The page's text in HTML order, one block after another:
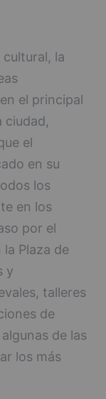
la
el principal
ciudad,
el
en su
los
en los
por el
Plaza de
y
talleres
de
de las
los más